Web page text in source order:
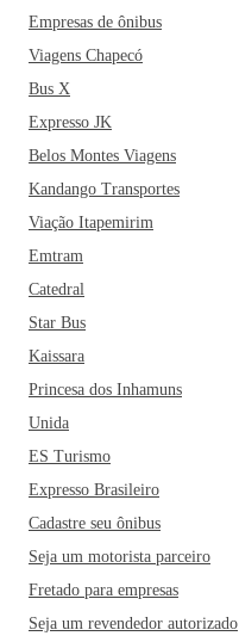
Empresas de ônibus
Viagens Chapecó
Bus X
Expresso JK
Belos Montes Viagens
Kandango Transportes
Viação Itapemirim
Emtram
Catedral
Star Bus
Kaissara
Princesa dos Inhamuns
Unida
ES Turismo
Expresso Brasileiro
Cadastre seu ônibus
Seja um motorista parceiro
Fretado para empresas
Seja um revendedor autorizado